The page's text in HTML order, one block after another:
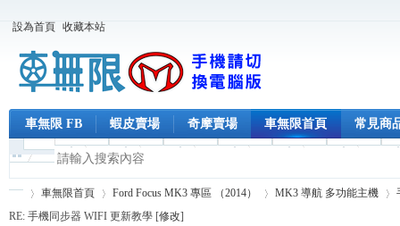
設為首頁 收藏本站
車無限 FB 蝦皮賣場 奇摩賣場 車無限首頁 常見商
車無限首頁 Ford Focus MK3 專區 （2014） MK3 導航 多功能主機
RE: 手機同步器 WIFI 更新教學 [修改]